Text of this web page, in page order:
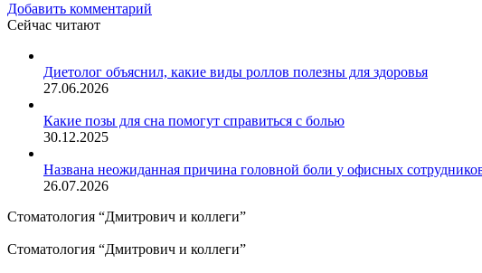
Добавить комментарий
Сейчас читают
Диетолог объяснил, какие виды роллов полезны для здоровья
27.06.2026
Какие позы для сна помогут справиться с болью
30.12.2025
Названа неожиданная причина головной боли у офисных
26.07.2026
Стоматология “Дмитрович и коллеги”
Стоматология “Дмитрович и коллеги”